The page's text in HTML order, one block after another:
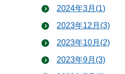
2024年3月(1)
2023年12月(3)
2023年10月(2)
2023年9月(3)